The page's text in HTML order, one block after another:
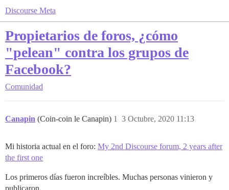
Discourse Meta
Propietarios de foros, ¿cómo
"pelean" contra los grupos de
Facebook?
Comunidad
Canapin (Coin-coin le Canapin) 3 Octubre, 2020 11:13
1
Mi historia actual en el foro: My 2nd Discourse forum, 2 years after
the first one
Los primeros días fueron increíbles. Muchas personas vinieron y
publicaron.